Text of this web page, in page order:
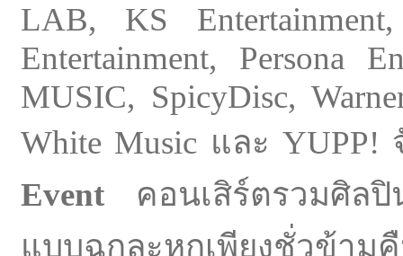
LAB, KS
Entertainment, Persona
MUSIC, SpicyDisc,
White Music และ
Event คอนเสิร์ตรวมศิล
แบบฉุกละหุกเพียงชั่วข้าม